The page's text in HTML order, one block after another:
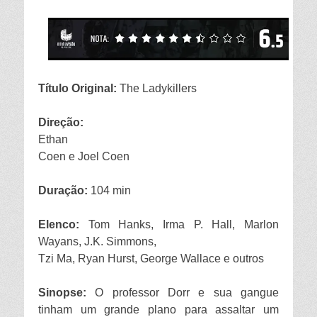
Título Original: The Ladykillers
Direção:
Ethan
Coen e Joel Coen
Duração: 104 min
Elenco: Tom Hanks, Irma P. Hall, Marlon
Wayans, J.K. Simmons,
Tzi Ma, Ryan Hurst, George Wallace e outros
Sinopse:O professor Dorr e sua gangue
tinham um grande plano para assaltar um